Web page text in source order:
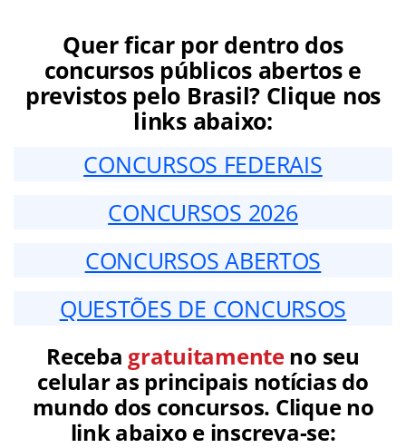
Quer ficar por dentro dos
concursos públicos abertos e
previstos pelo Brasil? Clique nos
links abaixo:
CONCURSOS FEDERAIS
CONCURSOS 2026
CONCURSOS ABERTOS
QUESTÕES DE CONCURSOS
Receba gratuitamenteno seu
celular as principais notícias do
mundo dos concursos. Clique no
link abaixo e inscreva-se: